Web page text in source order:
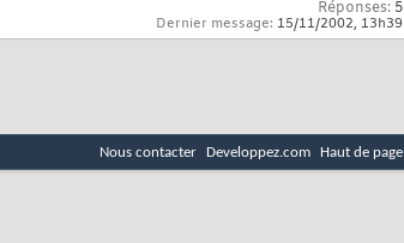
Réponses: 5
Dernier message: 15/11/2002, 13h39
Nous contacter Developpez.com Haut de page